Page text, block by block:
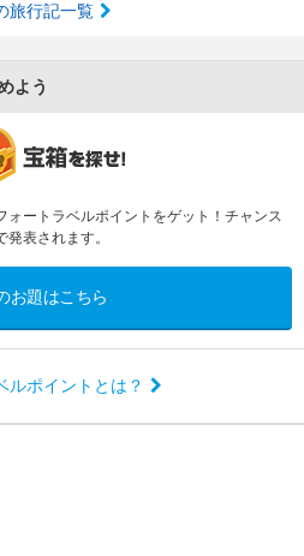
旅行記一覧
よう
ォートラベルポイントをゲット！チャンス
表されます。
お題はこちら
ルポイントとは？